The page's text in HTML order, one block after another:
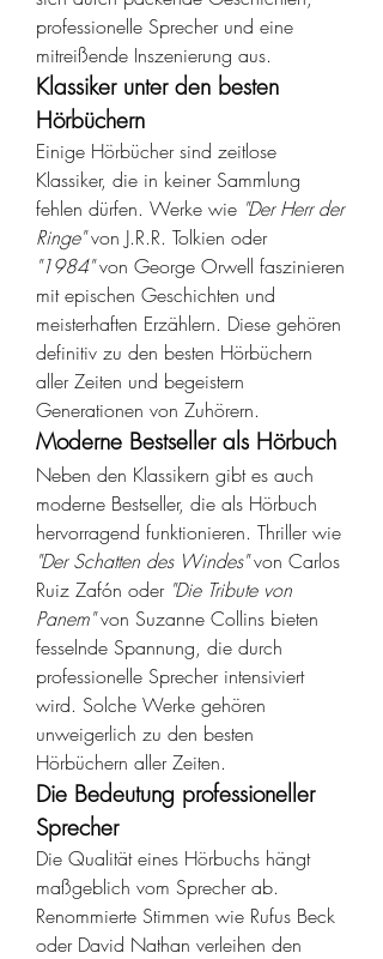
professionelle Sprecher und eine
mitreißende Inszenierung aus.
Klassiker unter den besten
Hörbüchern
Einige Hörbücher sind zeitlose
Klassiker, die in keiner Sammlung
fehlen dürfen. Werke wie "Der Herr der
Ringe"
von J.R.R. Tolkien oder
"1984" von George Orwell faszinieren
mit epischen Geschichten und
meisterhaften Erzählern. Diese gehören
definitiv zu den besten Hörbüchern
aller Zeiten und begeistern
Generationen von Zuhörern.
Moderne Bestseller als Hörbuch
Neben den Klassikern gibt es auch
moderne Bestseller, die als Hörbuch
"Der Schatten des Windes" von Carlos
Ruiz Zafón oder "Die Tribute von
Panem" von Suzanne Collins bieten
fesselnde Spannung, die durch
professionelle Sprecher intensiviert
wird. Solche Werke gehören
unweigerlich zu den besten
Hörbüchern aller Zeiten.
Die Bedeutung professioneller
Sprecher
Die Qualität eines Hörbuchs hängt
maßgeblich vom Sprecher ab.
Renommierte Stimmen wie Rufus Beck
oder David Nathan verleihen den